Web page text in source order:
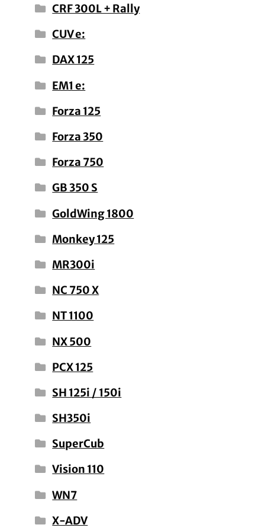
CRF 300L + Rally
CUV e:
DAX 125
EM1 e:
Forza 125
Forza 350
Forza 750
GB 350 S
GoldWing 1800
Monkey 125
MR300i
NC 750 X
NT 1100
NX 500
PCX 125
SH 125i / 150i
SH350i
SuperCub
Vision 110
WN7
X-ADV